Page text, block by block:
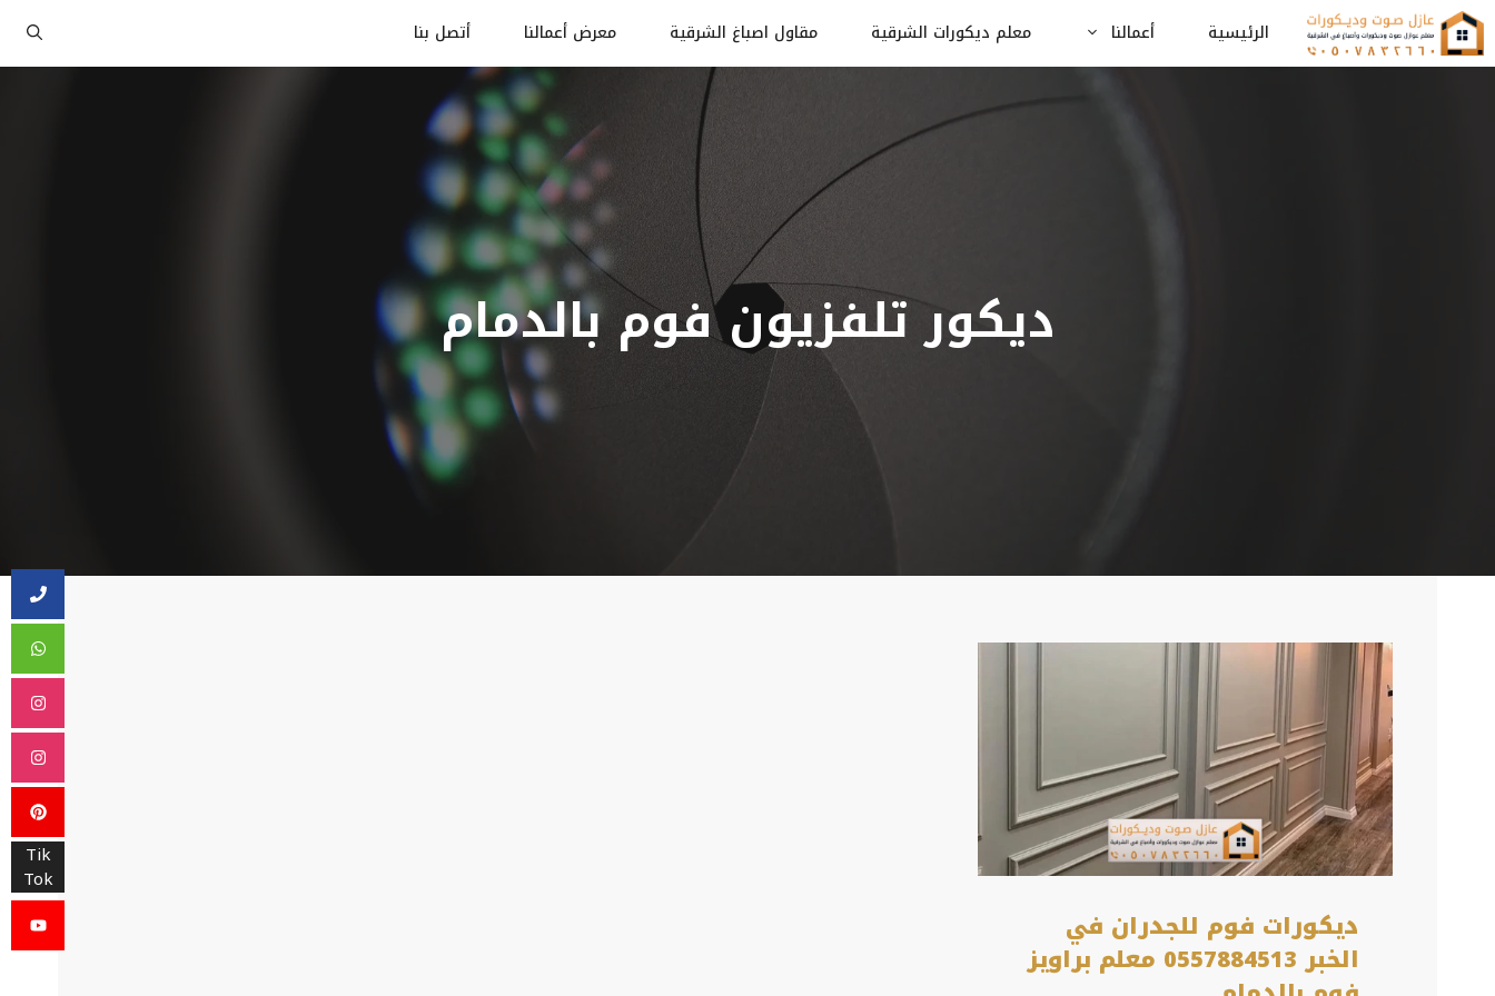
انتقل
إلى
المحتوى
الرئيسية أعمالنا معلم ديكورات الشرقية مقاول اصباغ الشرقية معرض أعمالنا أتصل بنا
ديكور تلفزيون فوم بالدمام
Tik
Tok
ديكورات فوم للجدران في
الخبر 0557884513 معلم براويز